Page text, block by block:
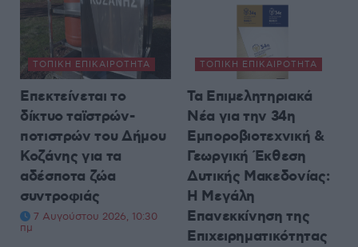
ΤΟΠΙΚΉ ΕΠΙΚΑΙΡΌΤΗΤΑ
Επεκτείνεται το
δίκτυο ταϊστρών-
ποτιστρών του Δήμου
Κοζάνης για τα
αδέσποτα ζώα
συντροφιάς
7 Αυγούστου 2026, 10:30
πμ
ΤΟΠΙΚΉ ΕΠΙΚΑΙΡΌΤΗΤΑ
Τα Επιμελητηριακά
Νέα για την 34η
Εμποροβιοτεχνική &
Γεωργική Έκθεση
Δυτικής Μακεδονίας:
Η Μεγάλη
Επανεκκίνηση της
Επιχειρηματικότητας